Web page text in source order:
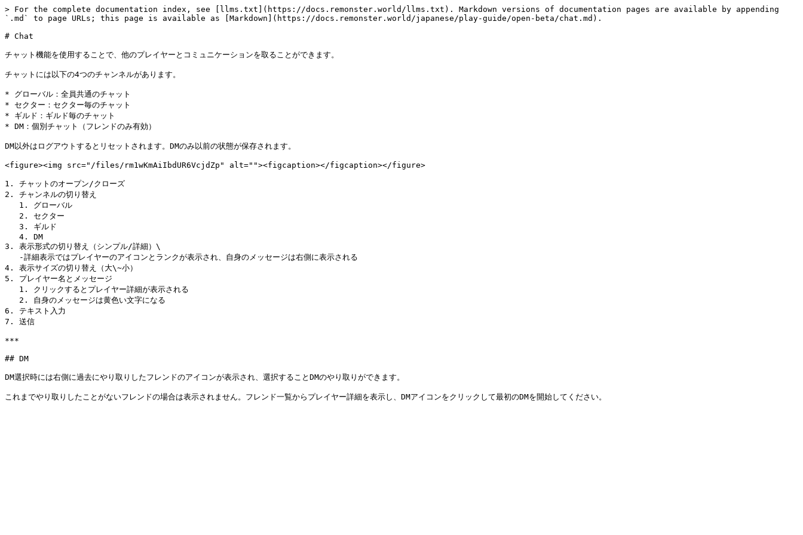
> For the complete documentation index, see [llms.txt](https://docs.remonster.world/llms.txt). Markdown versions of documentation pages are available by appending
`.md` to page URLs; this page is available as [Markdown](https://docs.remonster.world/japanese/play-guide/open-beta/chat.md).
# Chat
チャット機能を使用することで、他のプレイヤーとコミュニケーションを取ることができます。
チャットには以下の4つのチャンネルがあります。
* グローバル：全員共通のチャット
* セクター：セクター毎のチャット
* ギルド：ギルド毎のチャット
* DM：個別チャット（フレンドのみ有効）
DM以外はログアウトするとリセットされます。DMのみ以前の状態が保存されます。
<figure><img src="/files/rm1wKmAiIbdUR6VcjdZp" alt=""><figcaption></figcaption></figure>
1. チャットのオープン/クローズ
2. チャンネルの切り替え
3. 表示形式の切り替え（シンプル/詳細）\
4. 表示サイズの切り替え（大\~小）
5. プレイヤー名とメッセージ
6. テキスト入力
7. 送信
***
## DM
DM選択時には右側に過去にやり取りしたフレンドのアイコンが表示され、選択することDMのやり取りができます。